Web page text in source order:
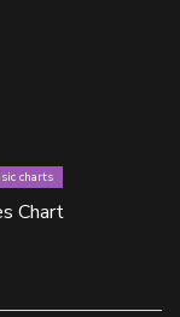
charts
Chart